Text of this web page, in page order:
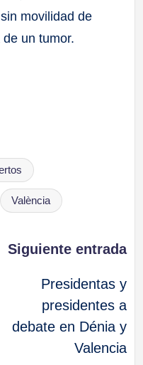
movilidad de
un tumor.
València
Siguiente entrada
Presidentas y
presidentes a
debate en Dénia y
Valencia